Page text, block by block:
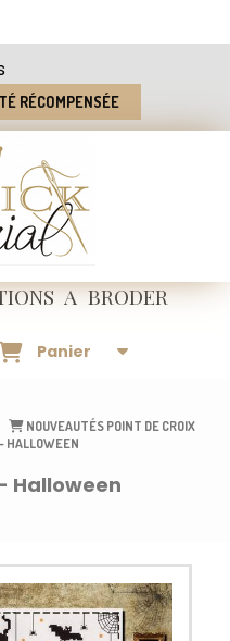
RÉCOMPENSÉE
A BRODER
Panier
NOUVEAUTÉS POINT DE CROIX
HALLOWEEN
Halloween